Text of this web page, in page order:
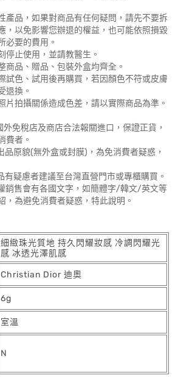
產品，如果對商品有任何疑問，請先不要拆
，以免影響您辦退的權益，也可能依照損毀
必要的費用。
停止使用，並請教醫生。
商品、贈品、包裝外盒均齊全。
試色、試用後再購買，若因顏色不符或皮膚
退換。
片拍攝關係造成色差，請以實際商品為準。
免稅店及商店合法報關進口，保證正貨，
費者。
品原貌(無外盒或封膜)，為免消費者疑惑，
有疑慮者建議至台灣直營門市或專櫃購買。
銷售會有各國文字，如簡體字/韓文/英文等
，為避免消費者疑惑，特此說明。
細緻珠光質地 持久閃耀妝感 冷調閃耀光
感 冰透光澤肌感
Christian Dior 迪奧
6g
室溫
N